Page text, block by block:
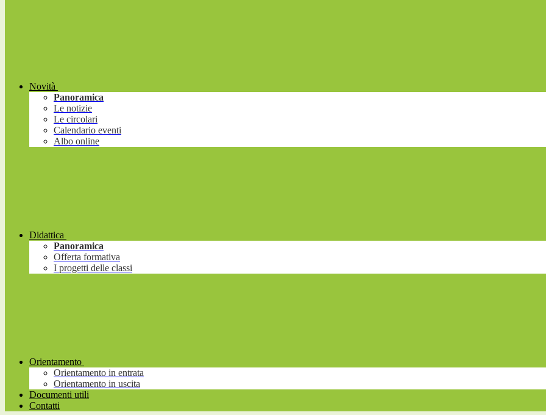
Novità
Panoramica
Le notizie
Le circolari
Calendario eventi
Albo online
Didattica
Panoramica
Offerta formativa
I progetti delle classi
Orientamento
Orientamento in entrata
Orientamento in uscita
Documenti utili
Contatti